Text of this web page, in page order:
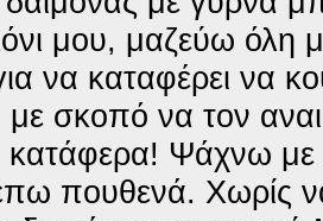
μου, μαζεύω όλη
να καταφέρει να
σκοπό να τον
κατάφερα! Ψάχνω με
πουθενά. Χωρίς